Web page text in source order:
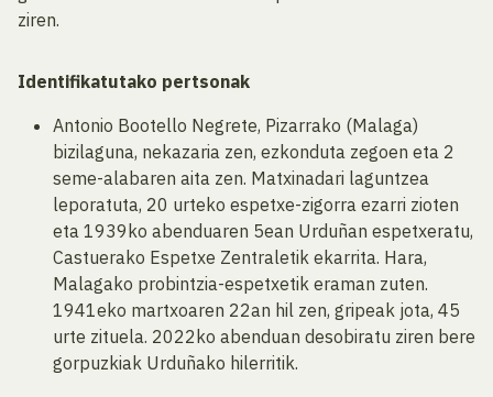
ziren.
Identifikatutako pertsonak
Antonio Bootello Negrete, Pizarrako (Malaga)
bizilaguna, nekazaria zen, ezkonduta zegoen eta 2
seme-alabaren aita zen. Matxinadari laguntzea
leporatuta, 20 urteko espetxe-zigorra ezarri zioten
eta 1939ko abenduaren 5ean Urduñan espetxeratu,
Castuerako Espetxe Zentraletik ekarrita. Hara,
Malagako probintzia-espetxetik eraman zuten.
1941eko martxoaren 22an hil zen, gripeak jota, 45
urte zituela. 2022ko abenduan desobiratu ziren bere
gorpuzkiak Urduñako hilerritik.